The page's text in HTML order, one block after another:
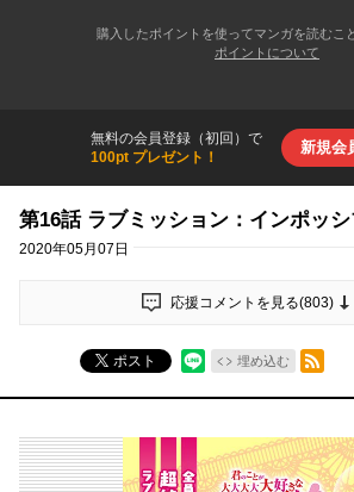
購入したポイントを使ってマンガを読むこ
ポイントについて
無料の会員登録（初回）で
100pt プレゼント！
新規会
第16話 ラブミッション：インポッ
2020年05月07日
応援コメントを見る(803)
ポスト 埋め込む
RSSフィード